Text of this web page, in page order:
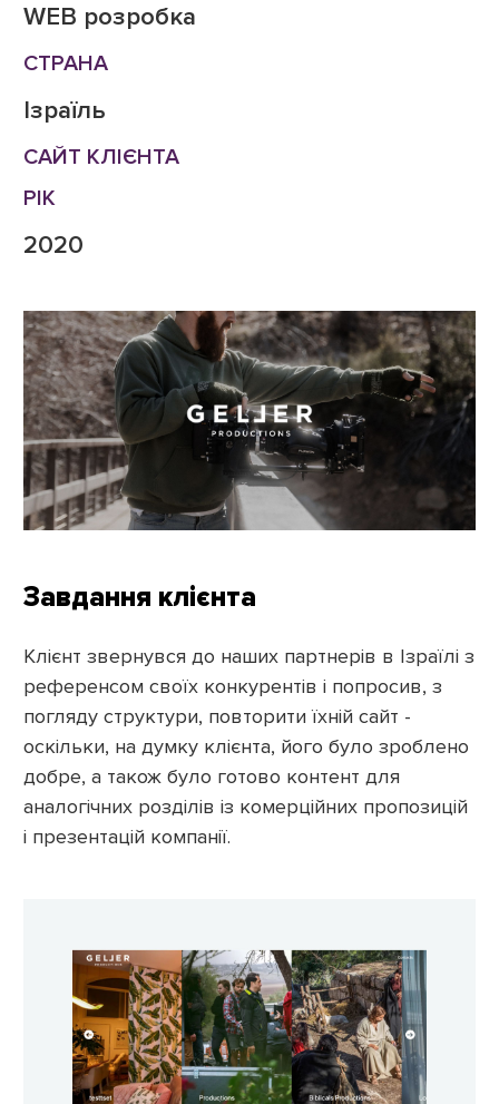
WEB розробка
СТРАНА
Ізраїль
САЙТ КЛІЄНТА
РІК
2020
Завдання клієнта
Клієнт звернувся до наших партнерів в Ізраїлі з
референсом своїх конкурентів і попросив, з
погляду структури, повторити їхній сайт -
оскільки, на думку клієнта, його було зроблено
добре, а також було готово контент для
аналогічних розділів із комерційних пропозицій
і презентацій компанії.